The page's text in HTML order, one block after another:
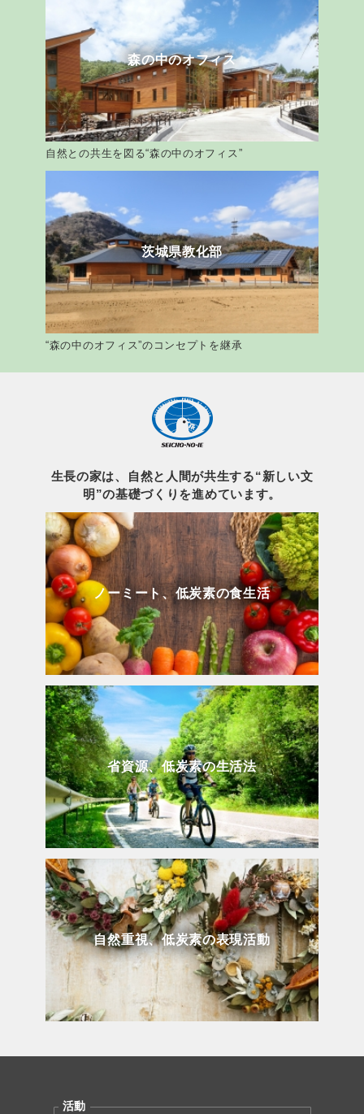
森の中のオフィス
自然との共生を図る“森の中のオフィス”
茨城県教化部
“森の中のオフィス”のコンセプトを継承
生長の家は、自然と人間が共生する“新しい文
明”の基礎づくりを進めています。
ノーミート、低炭素の食生活
省資源、低炭素の生活法
自然重視、低炭素の表現活動
活動